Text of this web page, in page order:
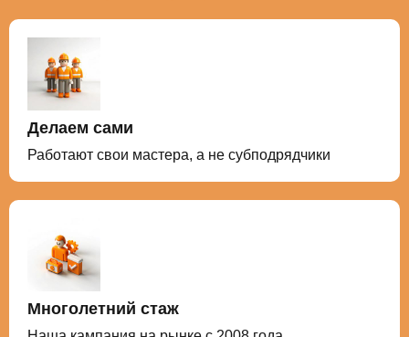
Делаем сами
Работают свои мастера, а не субподрядчики
Многолетний стаж